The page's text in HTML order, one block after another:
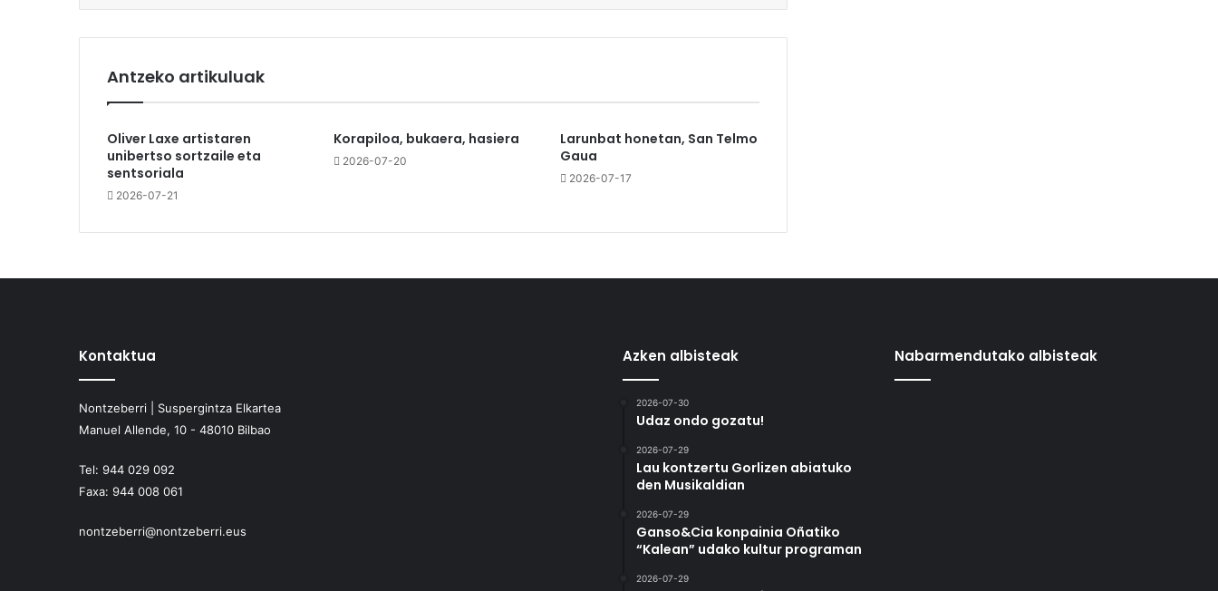
Antzeko artikuluak
Oliver Laxe artistaren
unibertso sortzaile eta
sentsoriala
2026-07-21
Korapiloa, bukaera, hasiera
2026-07-20
Larunbat honetan, San Telmo
Gaua
2026-07-17
Kontaktua
Nontzeberri | Suspergintza Elkartea
Manuel Allende, 10 - 48010 Bilbao
Tel: 944 029 092
Faxa: 944 008 061
nontzeberri@nontzeberri.eus
Azken albisteak
2026-07-30
Udaz ondo gozatu!
2026-07-29
Lau kontzertu Gorlizen abiatuko
den Musikaldian
2026-07-29
Ganso&Cia konpainia Oñatiko
“Kalean” udako kultur programan
2026-07-29
Nabarmendutako albisteak